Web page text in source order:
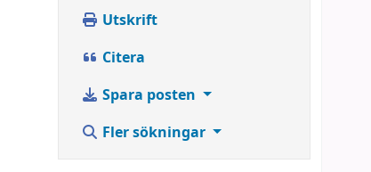
Utskrift
Citera
Spara posten
Fler sökningar